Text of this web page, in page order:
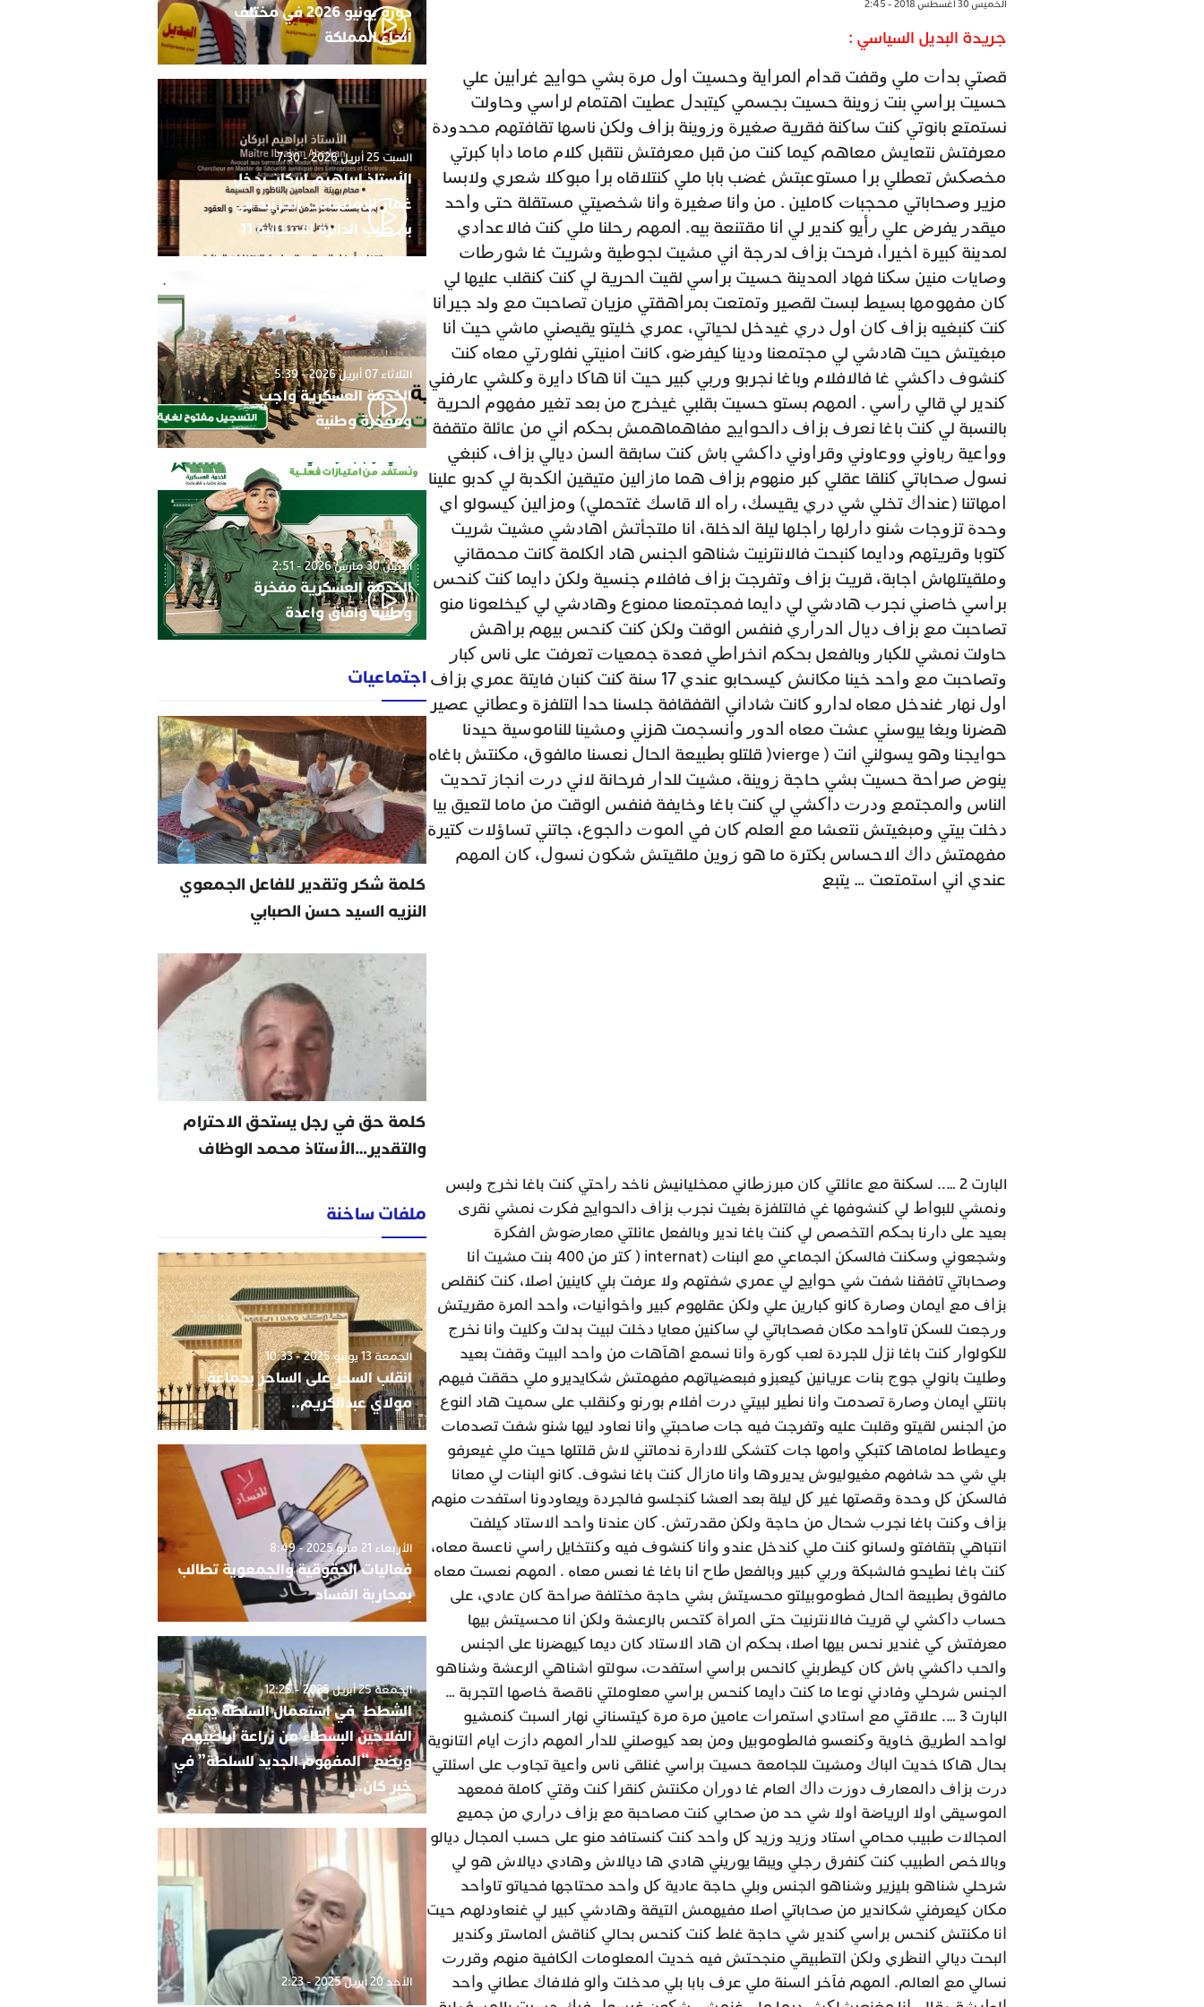
الخميس 30 أغسطس 2018 - 2:45
جريدة البديل السياسي :
ﻗﺼﺘﻲ ﺑﺪﺍﺕ ﻣﻠﻲ ﻭﻗﻔﺖ ﻗﺪﺍﻡ ﺍﻟﻤﺮﺍﻳﺔ ﻭﺣﺴﻴﺖ ﺍﻭﻝ ﻣﺮﺓ ﺑﺸﻲ ﺣﻮﺍﻳﺞ ﻏﺮﺍﺑﻴﻦ ﻋﻠﻲ
ﺣﺴﻴﺖ ﺑﺮﺍﺳﻲ ﺑﻨﺖ ﺯﻭﻳﻨﺔ ﺣﺴﻴﺖ ﺑﺠﺴﻤﻲ ﻛﻴﺘﺒﺪﻝ ﻋﻄﻴﺖ ﺍﻫﺘﻤﺎﻡ ﻟﺮﺍﺳﻲ ﻭﺣﺎﻭﻟﺖ
ﻧﺴﺘﻤﺘﻊ ﺑﺎﻧﻮﺗﻲ ﻛﻨﺖ ﺳﺎﻛﻨﺔ ﻓﻘﺮﻳﺔ ﺻﻐﻴﺮﺓ ﻭﺯﻭﻳﻨﺔ ﺑﺰﺍﻑ ﻭﻟﻜﻦ ﻧﺎﺳﻬﺎ ﺗﻘﺎﻓﺘﻬﻢ ﻣﺤﺪﻭﺩﺓ
ﻣﻌﺮﻓﺘﺶ ﻧﺘﻌﺎﻳﺶ ﻣﻌﺎﻫﻢ ﻛﻴﻤﺎ ﻛﻨﺖ ﻣﻦ ﻗﺒﻞ ﻣﻌﺮﻓﺘﺶ ﻧﺘﻘﺒﻞ ﻛﻼﻡ ﻣﺎﻣﺎ ﺩﺍﺑﺎ ﻛﺒﺮﺗﻲ
ﻣﺨﺼﻜﺶ ﺗﻌﻄﻠﻲ ﺑﺮﺍ ﻣﺴﺘﻮﻋﺒﺘﺶ ﻏﻀﺐ ﺑﺎﺑﺎ ﻣﻠﻲ ﻛﻨﺘﻼﻗﺎﻩ ﺑﺮﺍ ﻣﺒﻮﻛﻼ ﺷﻌﺮﻱ ﻭﻻﺑﺴﺎ
ﻣﺰﻳﺮ ﻭﺻﺤﺎﺑﺎﺗﻲ ﻣﺤﺠﺒﺎﺕ ﻛﺎﻣﻠﻴﻦ . ﻣﻦ ﻭﺍﻧﺎ ﺻﻐﻴﺮﺓ ﻭﺍﻧﺎ ﺷﺨﺼﻴﺘﻲ ﻣﺴﺘﻘﻠﺔ ﺣﺘﻰ ﻭﺍﺣﺪ
ﻣﻴﻘﺪﺭ ﻳﻔﺮﺽ ﻋﻠﻲ ﺭﺃﻳﻮ ﻛﻨﺪﻳﺮ ﻟﻲ ﺍﻧﺎ ﻣﻘﺘﻨﻌﺔ ﺑﻴﻪ. ﺍﻟﻤﻬﻢ ﺭﺣﻠﻨﺎ ﻣﻠﻲ ﻛﻨﺖ ﻓﺎﻻﻋﺪﺍﺩﻱ
ﻟﻤﺪﻳﻨﺔ ﻛﺒﻴﺮﺓ ﺍﺧﻴﺮﺍ، ﻓﺮﺣﺖ ﺑﺰﺍﻑ ﻟﺪﺭﺟﺔ ﺍﻧﻲ ﻣﺸﻴﺖ ﻟﺠﻮﻃﻴﺔ ﻭﺷﺮﻳﺖ ﻏﺎ ﺷﻮﺭﻃﺎﺕ
ﻭﺻﺎﻳﺎﺕ ﻣﻨﻴﻦ ﺳﻜﻨﺎ ﻓﻬﺎﺩ ﺍﻟﻤﺪﻳﻨﺔ ﺣﺴﻴﺖ ﺑﺮﺍﺳﻲ ﻟﻘﻴﺖ ﺍﻟﺤﺮﻳﺔ ﻟﻲ ﻛﻨﺖ ﻛﻨﻘﻠﺐ ﻋﻠﻴﻬﺎ ﻟﻲ
ﻛﺎﻥ ﻣﻔﻬﻮﻣﻬﺎ ﺑﺴﻴﻂ ﻟﺒﺴﺖ ﻟﻘﺼﻴﺮ ﻭﺗﻤﺘﻌﺖ ﺑﻤﺮﺍﻫﻘﺘﻲ ﻣﺰﻳﺎﻥ ﺗﺼﺎﺣﺒﺖ ﻣﻊ ﻭﻟﺪ ﺟﻴﺮﺍﻧﺎ
ﻛﻨﺖ ﻛﻨﺒﻐﻴﻪ ﺑﺰﺍﻑ ﻛﺎﻥ ﺍﻭﻝ ﺩﺭﻱ ﻏﻴﺪﺧﻞ ﻟﺤﻴﺎﺗﻲ، ﻋﻤﺮﻱ ﺧﻠﻴﺘﻮ ﻳﻘﻴﺼﻨﻲ ﻣﺎﺷﻲ ﺣﻴﺖ ﺍﻧﺎ
ﻣﺒﻐﻴﺘﺶ ﺣﻴﺖ ﻫﺎﺩﺷﻲ ﻟﻲ ﻣﺠﺘﻤﻌﻨﺎ ﻭﺩﻳﻨﺎ ﻛﻴﻔﺮﺿﻮ، ﻛﺎﻧﺖ ﺍﻣﻨﻴﺘﻲ ﻧﻔﻠﻮﺭﺗﻲ ﻣﻌﺎﻩ ﻛﻨﺖ
ﻛﻨﺸﻮﻑ ﺩﺍﻛﺸﻲ ﻏﺎ ﻓﺎﻻﻓﻼﻡ ﻭﺑﺎﻏﺎ ﻧﺠﺮﺑﻮ ﻭﺭﺑﻲ ﻛﺒﻴﺮ ﺣﻴﺖ ﺍﻧﺎ ﻫﺎﻛﺎ ﺩﺍﻳﺮﺓ ﻭﻛﻠﺸﻲ ﻋﺎﺭﻓﻨﻲ
ﻛﻨﺪﻳﺮ ﻟﻲ ﻗﺎﻟﻲ ﺭﺍﺳﻲ . ﺍﻟﻤﻬﻢ ﺑﺴﺘﻮ ﺣﺴﻴﺖ ﺑﻘﻠﺒﻲ ﻏﻴﺨﺮﺝ ﻣﻦ ﺑﻌﺪ ﺗﻐﻴﺮ ﻣﻔﻬﻮﻡ ﺍﻟﺤﺮﻳﺔ
ﺑﺎﻟﻨﺴﺒﺔ ﻟﻲ ﻛﻨﺖ ﺑﺎﻏﺎ ﻧﻌﺮﻑ ﺑﺰﺍﻑ ﺩﺍﻟﺤﻮﺍﻳﺞ ﻣﻔﺎﻫﻤﺎﻫﻤﺶ ﺑﺤﻜﻢ ﺍﻧﻲ ﻣﻦ ﻋﺎﺋﻠﺔ ﻣﺘﻘﻔﺔ
ﻭﻭﺍﻋﻴﺔ ﺭﺑﺎﻭﻧﻲ ﻭﻭﻋﺎﻭﻧﻲ ﻭﻗﺮﺍﻭﻧﻲ ﺩﺍﻛﺸﻲ ﺑﺎﺵ ﻛﻨﺖ ﺳﺎﺑﻘﺔ ﺍﻟﺴﻦ ﺩﻳﺎﻟﻲ ﺑﺰﺍﻑ، ﻛﻨﺒﻐﻲ
ﻧﺴﻮﻝ ﺻﺤﺎﺑﺎﺗﻲ ﻛﻨﻠﻘﺎ ﻋﻘﻠﻲ ﻛﺒﺮ ﻣﻨﻬﻮﻡ ﺑﺰﺍﻑ ﻫﻤﺎ ﻣﺎﺯﺍﻟﻴﻦ ﻣﺘﻴﻘﻴﻦ ﺍﻟﻜﺪﺑﺔ ﻟﻲ ﻛﺪﺑﻮ ﻋﻠﻴﻨﺎ
ﺍﻣﻬﺎﺗﻨﺎ (ﻋﻨﺪﺍﻙ ﺗﺨﻠﻲ ﺷﻲ ﺩﺭﻱ ﻳﻘﻴﺴﻚ، ﺭﺍﻩ ﺍﻻ ﻗﺎﺳﻚ ﻏﺘﺤﻤﻠﻲ) ﻭﻣﺰﺍﻟﻴﻦ ﻛﻴﺴﻮﻟﻮ ﺍﻱ
ﻭﺣﺪﺓ ﺗﺰﻭﺟﺎﺕ ﺷﻨﻮ ﺩﺍﺭﻟﻬﺎ ﺭﺍﺟﻠﻬﺎ ﻟﻴﻠﺔ ﺍﻟﺪﺧﻠﺔ، ﺍﻧﺎ ﻣﻠﺘﺠﺄﺗﺶ ﺍﻫﺎﺩﺷﻲ ﻣﺸﻴﺖ ﺷﺮﻳﺖ
ﻛﺘﻮﺑﺎ ﻭﻗﺮﻳﺘﻬﻢ ﻭﺩﺍﻳﻤﺎ ﻛﻨﺒﺤﺖ ﻓﺎﻻﻧﺘﺮﻧﻴﺖ ﺷﻨﺎﻫﻮ ﺍﻟﺠﻨﺲ ﻫﺎﺩ ﺍﻟﻜﻠﻤﺔ ﻛﺎﻧﺖ ﻣﺤﻤﻘﺎﻧﻲ
ﻭﻣﻠﻘﻴﺘﻠﻬﺎﺵ ﺍﺟﺎﺑﺔ، ﻗﺮﻳﺖ ﺑﺰﺍﻑ ﻭﺗﻔﺮﺟﺖ ﺑﺰﺍﻑ ﻓﺎﻓﻼﻡ ﺟﻨﺴﻴﺔ ﻭﻟﻜﻦ ﺩﺍﻳﻤﺎ ﻛﻨﺖ ﻛﻨﺤﺲ
ﺑﺮﺍﺳﻲ ﺧﺎﺻﻨﻲ ﻧﺠﺮﺏ ﻫﺎﺩﺷﻲ ﻟﻲ ﺩﺍﻳﻤﺎ ﻓﻤﺠﺘﻤﻌﻨﺎ ﻣﻤﻨﻮﻉ ﻭﻫﺎﺩﺷﻲ ﻟﻲ ﻛﻴﺨﻠﻌﻮﻧﺎ ﻣﻨﻮ
ﺗﺼﺎﺣﺒﺖ ﻣﻊ ﺑﺰﺍﻑ ﺩﻳﺎﻝ ﺍﻟﺪﺭﺍﺭﻱ ﻓﻨﻔﺲ ﺍﻟﻮﻗﺖ ﻭﻟﻜﻦ ﻛﻨﺖ ﻛﻨﺤﺲ ﺑﻴﻬﻢ ﺑﺮﺍﻫﺶ
ﺣﺎﻭﻟﺖ ﻧﻤﺸﻲ ﻟﻠﻜﺒﺎﺭ ﻭﺑﺎﻟﻔﻌﻞ ﺑﺤﻜﻢ ﺍﻧﺨﺮﺍﻃﻲ ﻓﻌﺪﺓ ﺟﻤﻌﻴﺎﺕ ﺗﻌﺮﻓﺖ ﻋﻠﻰ ﻧﺎﺱ ﻛﺒﺎﺭ
ﻭﺗﺼﺎﺣﺒﺖ ﻣﻊ ﻭﺍﺣﺪ ﺧﻴﻨﺎ ﻣﻜﺎﻧﺶ ﻛﻴﺴﺤﺎﺑﻮ ﻋﻨﺪﻱ 17 ﺳﻨﺔ ﻛﻨﺖ ﻛﻨﺒﺎﻥ ﻓﺎﻳﺘﺔ ﻋﻤﺮﻱ ﺑﺰﺍﻑ
ﺍﻭﻝ ﻧﻬﺎﺭ ﻏﻨﺪﺧﻞ ﻣﻌﺎﻩ ﻟﺪﺍﺭﻭ ﻛﺎﻧﺖ ﺷﺎﺩﺍﻧﻲ ﺍﻟﻘﻔﻘﺎﻓﺔ ﺟﻠﺴﻨﺎ ﺣﺪﺍ ﺍﻟﺘﻠﻔﺰﺓ ﻭﻋﻄﺎﻧﻲ ﻋﺼﻴﺮ
ﻫﻀﺮﻧﺎ ﻭﺑﻐﺎ ﻳﺒﻮﺳﻨﻲ ﻋﺸﺖ ﻣﻌﺎﻩ ﺍﻟﺪﻭﺭ ﻭﺍﻧﺴﺠﻤﺖ ﻫﺰﻧﻲ ﻭﻣﺸﻴﻨﺎ ﻟﻠﻨﺎﻣﻮﺳﻴﺔ ﺣﻴﺪﻧﺎ
ﺣﻮﺍﻳﺠﻨﺎ ﻭﻫﻮ ﻳﺴﻮﻟﻨﻲ ﺍﻧﺖ ( vierge( ﻗﻠﺘﻠﻮ ﺑﻄﺒﻴﻌﺔ ﺍﻟﺤﺎﻝ ﻧﻌﺴﻨﺎ ﻣﺎﻟﻔﻮﻕ، ﻣﻜﻨﺘﺶ ﺑﺎﻏﺎﻩ
ﻳﻨﻮﺽ ﺻﺮﺍﺣﺔ ﺣﺴﻴﺖ ﺑﺸﻲ ﺣﺎﺟﺔ ﺯﻭﻳﻨﺔ، ﻣﺸﻴﺖ ﻟﻠﺪﺍﺭ ﻓﺮﺣﺎﻧﺔ ﻻﻧﻲ ﺩﺭﺕ ﺍﻧﺠﺎﺯ ﺗﺤﺪﻳﺖ
ﺍﻟﻨﺎﺱ ﻭﺍﻟﻤﺠﺘﻤﻊ ﻭﺩﺭﺕ ﺩﺍﻛﺸﻲ ﻟﻲ ﻛﻨﺖ ﺑﺎﻏﺎ ﻭﺧﺎﻳﻔﺔ ﻓﻨﻔﺲ ﺍﻟﻮﻗﺖ ﻣﻦ ﻣﺎﻣﺎ ﻟﺘﻌﻴﻖ ﺑﻴﺎ
ﺩﺧﻠﺖ ﺑﻴﺘﻲ ﻭﻣﺒﻐﻴﺘﺶ ﻧﺘﻌﺸﺎ ﻣﻊ ﺍﻟﻌﻠﻢ ﻛﺎﻥ ﻓﻲ ﺍﻟﻤﻮﺕ ﺩﺍﻟﺠﻮﻉ، ﺟﺎﺗﻨﻲ ﺗﺴﺎﺅﻻﺕ ﻛﺘﻴﺮﺓ
ﻣﻔﻬﻤﺘﺶ ﺩﺍﻙ ﺍﻻﺣﺴﺎﺱ ﺑﻜﺘﺮﺓ ﻣﺎ ﻫﻮ ﺯﻭﻳﻦ ﻣﻠﻘﻴﺘﺶ ﺷﻜﻮﻥ ﻧﺴﻮﻝ، ﻛﺎﻥ ﺍﻟﻤﻬﻢ
ﻋﻨﺪﻱ ﺍﻧﻲ ﺍﺳﺘﻤﺘﻌﺖ … ﻳﺘﺒﻊ
البارت 2 ….. ﻟﺴﻜﻨﺔ ﻣﻊ ﻋﺎﺋﻠﺘﻲ ﻛﺎﻥ ﻣﺒﺮﺯﻃﺎﻧﻲ ﻣﻤﺨﻠﻴﺎﻧﻴﺶ ﻧﺎﺧﺪ ﺭﺍﺣﺘﻲ ﻛﻨﺖ ﺑﺎﻏﺎ ﻧﺨﺮﺝ ﻭﻟﺒﺲ
ﻭﻧﻤﺸﻲ ﻟﻠﺒﻮﺍﻁ ﻟﻲ ﻛﻨﺸﻮﻓﻬﺎ ﻏﻲ ﻓﺎﻟﺘﻠﻔﺰﺓ ﺑﻐﻴﺖ ﻧﺠﺮﺏ ﺑﺰﺍﻑ ﺩﺍﻟﺤﻮﺍﻳﺞ ﻓﻜﺮﺕ ﻧﻤﺸﻲ ﻧﻘﺮﻯ
ﺑﻌﻴﺪ ﻋﻠﻰ ﺩﺍﺭﻧﺎ ﺑﺤﻜﻢ ﺍﻟﺘﺨﺼﺺ ﻟﻲ ﻛﻨﺖ ﺑﺎﻏﺎ ﻧﺪﻳﺮ ﻭﺑﺎﻟﻔﻌﻞ ﻋﺎﺋﻠﺘﻲ ﻣﻌﺎﺭﺿﻮﺵ ﺍﻟﻔﻜﺮﺓ
ﻭﺷﺠﻌﻮﻧﻲ ﻭﺳﻜﻨﺖ ﻓﺎﻟﺴﻜﻦ ﺍﻟﺠﻤﺎﻋﻲ ﻣﻊ ﺍﻟﺒﻨﺎﺕ (internat ( ﻛﺘﺮ ﻣﻦ 400 ﺑﻨﺖ ﻣﺸﻴﺖ ﺍﻧﺎ
ﻭﺻﺤﺎﺑﺎﺗﻲ ﺗﺎﻓﻘﻨﺎ ﺷﻔﺖ ﺷﻲ ﺣﻮﺍﻳﺞ ﻟﻲ ﻋﻤﺮﻱ ﺷﻔﺘﻬﻢ ﻭﻻ ﻋﺮﻓﺖ ﺑﻠﻲ ﻛﺎﻳﻨﻴﻦ ﺍﺻﻼ، ﻛﻨﺖ ﻛﻨﻘﻠﺺ
ﺑﺰﺍﻑ ﻣﻊ ﺍﻳﻤﺎﻥ ﻭﺻﺎﺭﺓ ﻛﺎﻧﻮ ﻛﺒﺎﺭﻳﻦ ﻋﻠﻲ ﻭﻟﻜﻦ ﻋﻘﻠﻬﻮﻡ ﻛﺒﻴﺮ ﻭﺍﺧﻮﺍﻧﻴﺎﺕ، ﻭﺍﺣﺪ ﺍﻟﻤﺮﺓ ﻣﻘﺮﻳﺘﺶ
ﻭﺭﺟﻌﺖ ﻟﻠﺴﻜﻦ ﺗﺎﻭﺍﺣﺪ ﻣﻜﺎﻥ ﻓﺼﺤﺎﺑﺎﺗﻲ ﻟﻲ ﺳﺎﻛﻨﻴﻦ ﻣﻌﺎﻳﺎ ﺩﺧﻠﺖ ﻟﺒﻴﺖ ﺑﺪﻟﺖ ﻭﻛﻠﻴﺖ ﻭﺍﻧﺎ ﻧﺨﺮﺝ
ﻟﻠﻜﻮﻟﻮﺍﺭ ﻛﻨﺖ ﺑﺎﻏﺎ ﻧﺰﻝ ﻟﻠﺠﺮﺩﺓ ﻟﻌﺐ ﻛﻮﺭﺓ ﻭﺍﻧﺎ ﻧﺴﻤﻊ ﺍﻫﺂﻫﺎﺕ ﻣﻦ ﻭﺍﺣﺪ ﺍﻟﺒﻴﺖ ﻭﻗﻔﺖ ﺑﻌﻴﺪ
ﻭﻃﻠﻴﺖ ﺑﺎﻧﻮﻟﻲ ﺟﻮﺝ ﺑﻨﺎﺕ ﻋﺮﻳﺎﻧﻴﻦ ﻛﻴﻌﺒﺰﻭ ﻓﺒﻌﻀﻴﺎﺗﻬﻢ ﻣﻔﻬﻤﺘﺶ ﺷﻜﺎﻳﺪﻳﺮﻭ ﻣﻠﻲ ﺣﻘﻘﺖ ﻓﻴﻬﻢ
ﺑﺎﻧﺘﻠﻲ ﺍﻳﻤﺎﻥ ﻭﺻﺎﺭﺓ ﺗﺼﺪﻣﺖ ﻭﺍﻧﺎ ﻧﻄﻴﺮ ﻟﺒﻴﺘﻲ ﺩﺭﺕ ﺍﻓﻼﻡ ﺑﻮﺭﻧﻮ ﻭﻛﻨﻘﻠﺐ ﻋﻠﻰ ﺳﻤﻴﺖ ﻫﺎﺩ ﺍﻟﻨﻮﻉ
ﻣﻦ ﺍﻟﺠﻨﺲ ﻟﻘﻴﺘﻮ ﻭﻗﻠﺒﺖ ﻋﻠﻴﻪ ﻭﺗﻔﺮﺟﺖ ﻓﻴﻪ ﺟﺎﺕ ﺻﺎﺣﺒﺘﻲ ﻭﺍﻧﺎ ﻧﻌﺎﻭﺩ ﻟﻴﻬﺎ ﺷﻨﻮ ﺷﻔﺖ ﺗﺼﺪﻣﺎﺕ
ﻭﻋﻴﻄﺎﻁ ﻟﻤﺎﻣﺎﻫﺎ ﻛﺘﺒﻜﻲ ﻭﺍﻣﻬﺎ ﺟﺎﺕ ﻛﺘﺸﻜﻰ ﻟﻼﺩﺍﺭﺓ ﻧﺪﻣﺎﺗﻨﻲ ﻻﺵ ﻗﻠﺘﻠﻬﺎ ﺣﻴﺖ ﻣﻠﻲ ﻏﻴﻌﺮﻓﻮ
ﺑﻠﻲ ﺷﻲ ﺣﺪ ﺷﺎﻓﻬﻢ ﻣﻐﻴﻮﻟﻴﻮﺵ ﻳﺪﻳﺮﻭﻫﺎ ﻭﺍﻧﺎ ﻣﺎﺯﺍﻝ ﻛﻨﺖ ﺑﺎﻏﺎ ﻧﺸﻮﻑ. ﻛﺎﻧﻮ ﺍﻟﺒﻨﺎﺕ ﻟﻲ ﻣﻌﺎﻧﺎ
ﻓﺎﻟﺴﻜﻦ ﻛﻞ ﻭﺣﺪﺓ ﻭﻗﺼﺘﻬﺎ ﻏﻴﺮ ﻛﻞ ﻟﻴﻠﺔ ﺑﻌﺪ ﺍﻟﻌﺸﺎ ﻛﻨﺠﻠﺴﻮ ﻓﺎﻟﺠﺮﺩﺓ ﻭﻳﻌﺎﻭﺩﻭﻧﺎ ﺍﺳﺘﻔﺪﺕ ﻣﻨﻬﻢ
ﺑﺰﺍﻑ ﻭﻛﻨﺖ ﺑﺎﻏﺎ ﻧﺠﺮﺏ ﺷﺤﺎﻝ ﻣﻦ ﺣﺎﺟﺔ ﻭﻟﻜﻦ ﻣﻘﺪﺭﺗﺶ. ﻛﺎﻥ ﻋﻨﺪﻧﺎ ﻭﺍﺣﺪ ﺍﻻﺳﺘﺎﺩ ﻛﻴﻠﻔﺖ
ﺍﻧﺘﺒﺎﻫﻲ ﺑﺘﻘﺎﻓﺘﻮ ﻭﻟﺴﺎﻧﻮ ﻛﻨﺖ ﻣﻠﻲ ﻛﻨﺪﺧﻞ ﻋﻨﺪﻭ ﻭﺍﻧﺎ ﻛﻨﺸﻮﻑ ﻓﻴﻪ ﻭﻛﻨﺘﺨﺎﻳﻞ ﺭﺍﺳﻲ ﻧﺎﻋﺴﺔ ﻣﻌﺎﻩ،
ﻛﻨﺖ ﺑﺎﻏﺎ ﻧﻄﻴﺤﻮ ﻓﺎﻟﺸﺒﻜﺔ ﻭﺭﺑﻲ ﻛﺒﻴﺮ ﻭﺑﺎﻟﻔﻌﻞ ﻃﺎﺡ ﺍﻧﺎ ﺑﺎﻏﺎ ﻏﺎ ﻧﻌﺲ ﻣﻌﺎﻩ . ﺍﻟﻤﻬﻢ ﻧﻌﺴﺖ ﻣﻌﺎﻩ
ﻣﺎﻟﻔﻮﻕ ﺑﻄﺒﻴﻌﺔ ﺍﻟﺤﺎﻝ ﻓﻄﻮﻣﻮﺑﻴﻠﺘﻮ ﻣﺤﺴﻴﺘﺶ ﺑﺸﻲ ﺣﺎﺟﺔ ﻣﺨﺘﻠﻔﺔ ﺻﺮﺍﺣﺔ ﻛﺎﻥ ﻋﺎﺩﻱ، ﻋﻠﻰ
ﺣﺴﺎﺏ ﺩﺍﻛﺸﻲ ﻟﻲ ﻗﺮﻳﺖ ﻓﺎﻻﻧﺘﺮﻧﻴﺖ ﺣﺘﻰ ﺍﻟﻤﺮﺍﺓ ﻛﺘﺤﺲ ﺑﺎﻟﺮﻋﺸﺔ ﻭﻟﻜﻦ ﺍﻧﺎ ﻣﺤﺴﻴﺘﺶ ﺑﻴﻬﺎ
ﻣﻌﺮﻓﺘﺶ ﻛﻲ ﻏﻨﺪﻳﺮ ﻧﺤﺲ ﺑﻴﻬﺎ ﺍﺻﻼ، ﺑﺤﻜﻢ ﺍﻥ ﻫﺎﺩ ﺍﻻﺳﺘﺎﺩ ﻛﺎﻥ ﺩﻳﻤﺎ ﻛﻴﻬﻀﺮﻧﺎ ﻋﻠﻰ ﺍﻟﺠﻨﺲ
ﻭﺍﻟﺤﺐ ﺩﺍﻛﺸﻲ ﺑﺎﺵ ﻛﺎﻥ ﻛﻴﻄﺮﺑﻨﻲ ﻛﺎﻧﺤﺲ ﺑﺮﺍﺳﻲ ﺍﺳﺘﻔﺪﺕ، ﺳﻮﻟﺘﻮ ﺍﺷﻨﺎﻫﻲ ﺍﻟﺮﻋﺸﺔ ﻭﺷﻨﺎﻫﻮ
ﺍﻟﺠﻨﺲ ﺷﺮﺣﻠﻲ ﻭﻓﺎﺩﻧﻲ ﻧﻮﻋﺎ ﻣﺎ ﻛﻨﺖ ﺩﺍﻳﻤﺎ ﻛﻨﺤﺲ ﺑﺮﺍﺳﻲ ﻣﻌﻠﻮﻣﻠﺘﻲ ﻧﺎﻗﺼﺔ ﺧﺎﺻﻬﺎ ﺍﻟﺘﺠﺮﺑﺔ …
البارت 3 …. ﻋﻼﻗﺘﻲ ﻣﻊ ﺍﺳﺘﺎﺩﻱ ﺍﺳﺘﻤﺮﺍﺕ ﻋﺎﻣﻴﻦ ﻣﺮﺓ ﻣﺮﺓ ﻛﻴﺘﺴﻨﺎﻧﻲ ﻧﻬﺎﺭ ﺍﻟﺴﺒﺖ ﻛﻨﻤﺸﻴﻮ
ﻟﻮﺍﺣﺪ ﺍﻟﻄﺮﻳﻖ ﺧﺎﻭﻳﺔ ﻭﻛﻨﻌﺴﻮ ﻓﺎﻟﻄﻮﻣﻮﺑﻴﻞ ﻭﻣﻦ ﺑﻌﺪ ﻛﻴﻮﺻﻠﻨﻲ ﻟﻠﺪﺍﺭ ﺍﻟﻤﻬﻢ ﺩﺍﺯﺕ ﺍﻳﺎﻡ ﺍﻟﺘﺎﻧﻮﻳﺔ
ﺑﺤﺎﻝ ﻫﺎﻛﺎ ﺧﺪﻳﺖ ﺍﻟﺒﺎﻙ ﻭﻣﺸﻴﺖ ﻟﻠﺠﺎﻣﻌﺔ ﺣﺴﻴﺖ ﺑﺮﺍﺳﻲ ﻏﻨﻠﻘﻰ ﻧﺎﺱ ﻭﺍﻋﻴﺔ ﺗﺠﺎﻭﺏ ﻋﻠﻰ ﺍﺳﺌﻠﺘﻲ
ﺩﺭﺕ ﺑﺰﺍﻑ ﺩﺍﻟﻤﻌﺎﺭﻑ ﺩﻭﺯﺕ ﺩﺍﻙ ﺍﻟﻌﺎﻡ ﻏﺎ ﺩﻭﺭﺍﻥ ﻣﻜﻨﺘﺶ ﻛﻨﻘﺮﺍ ﻛﻨﺖ ﻭﻗﺘﻲ ﻛﺎﻣﻠﺔ ﻓﻤﻌﻬﺪ
ﺍﻟﻤﻮﺳﻴﻘﻰ ﺍﻭﻻ ﺍﻟﺮﻳﺎﺿﺔ ﺍﻭﻻ ﺷﻲ ﺣﺪ ﻣﻦ ﺻﺤﺎﺑﻲ ﻛﻨﺖ ﻣﺼﺎﺣﺒﺔ ﻣﻊ ﺑﺰﺍﻑ ﺩﺭﺍﺭﻱ ﻣﻦ ﺟﻤﻴﻊ
ﺍﻟﻤﺠﺎﻻﺕ ﻃﺒﻴﺐ ﻣﺤﺎﻣﻲ ﺍﺳﺘﺎﺩ ﻭﺯﻳﺪ ﻭﺯﻳﺪ ﻛﻞ ﻭﺍﺣﺪ ﻛﻨﺖ ﻛﻨﺴﺘﺎﻓﺪ ﻣﻨﻮ ﻋﻠﻰ ﺣﺴﺐ ﺍﻟﻤﺠﺎﻝ ﺩﻳﺎﻟﻮ
ﻭﺑﺎﻻﺧﺺ ﺍﻟﻄﺒﻴﺐ ﻛﻨﺖ ﻛﻨﻔﺮﻕ ﺭﺟﻠﻲ ﻭﻳﺒﻘﺎ ﻳﻮﺭﻳﻨﻲ ﻫﺎﺩﻱ ﻫﺎ ﺩﻳﺎﻻﺵ ﻭﻫﺎﺩﻱ ﺩﻳﺎﻻﺵ ﻫﻮ ﻟﻲ
ﺷﺮﺣﻠﻲ ﺷﻨﺎﻫﻮ ﺑﻠﻴﺰﻳﺮ ﻭﺷﻨﺎﻫﻮ ﺍﻟﺠﻨﺲ ﻭﺑﻠﻲ ﺣﺎﺟﺔ ﻋﺎﺩﻳﺔ ﻛﻞ ﻭﺍﺣﺪ ﻣﺤﺘﺎﺟﻬﺎ ﻓﺤﻴﺎﺗﻮ ﺗﺎﻭﺍﺣﺪ
ﻣﻜﺎﻥ ﻛﻴﻌﺮﻓﻨﻲ ﺷﻜﺎﻧﺪﻳﺮ ﻣﻦ ﺻﺤﺎﺑﺎﺗﻲ ﺍﺻﻼ ﻣﻔﻴﻬﻤﺶ ﺍﻟﺘﻴﻘﺔ ﻭﻫﺎﺩﺷﻲ ﻛﺒﻴﺮ ﻟﻲ ﻏﻨﻌﺎﻭﺩﻟﻬﻢ ﺣﻴﺖ
ﺍﻧﺎ ﻣﻜﻨﺘﺶ ﻛﻨﺤﺲ ﺑﺮﺍﺳﻲ ﻛﻨﺪﻳﺮ ﺷﻲ ﺣﺎﺟﺔ ﻏﻠﻂ ﻛﻨﺖ ﻛﻨﺤﺲ ﺑﺤﺎﻟﻲ ﻛﻨﺎﻗﺶ ﺍﻟﻤﺎﺳﺘﺮ ﻭﻛﻨﺪﻳﺮ
ﺍﻟﺒﺤﺖ ﺩﻳﺎﻟﻲ ﺍﻟﻨﻈﺮﻱ ﻭﻟﻜﻦ ﺍﻟﺘﻄﺒﻴﻘﻲ ﻣﻨﺠﺤﺘﺶ ﻓﻴﻪ ﺧﺪﻳﺖ ﺍﻟﻤﻌﻠﻮﻣﺎﺕ ﺍﻟﻜﺎﻓﻴﺔ ﻣﻨﻬﻢ ﻭﻗﺮﺭﺕ
ﻧﺴﺎﻟﻲ ﻣﻊ ﺍﻟﻌﺎﻟﻢ. ﺍﻟﻤﻬﻢ ﻓﺂﺧﺮ ﺍﻟﺴﻨﺔ ﻣﻠﻲ ﻋﺮﻑ ﺑﺎﺑﺎ ﺑﻠﻲ ﻣﺪﺧﻠﺖ ﻭﺍﻟﻮ ﻓﻼﻓﺎﻙ ﻋﻄﺎﻧﻲ ﻭﺍﺣﺪ
دورة يونيو 2026 في مختلف
أنحاء المملكة
السبت 25 أبريل 2026 - 7:30
الأستاذ ابراهيم ابركان يدخل
غمار الامنتخابات الجزئية في
بن طيب الدائرة الانتخابية 11
الثلاثاء 07 أبريل 2026 - 5:39
الخدمة العسكرية واجب
ومفخرة وطنية
الإثنين 30 مارس 2026 - 2:51
الخدمة العسكرية مفخرة
وطنية وافاق واعدة
اجتماعيات
كلمة شكر وتقدير للفاعل الجمعوي
النزيه السيد حسن الصبابي
كلمة حق في رجل يستحق الاحترام
والتقدير…الأستاذ محمد الوظاف
ملفات ساخنة
الجمعة 13 يونيو 2025 - 10:33
انقلب السحر على الساحر بجماعة
مولاي عبدالكريم..
الأربعاء 21 مايو 2025 - 8:49
فعاليات الحقوقية والجمعوية تطالب
بمحاربة الفساد
الجمعة 25 أبريل 2025 - 12:25
الشطط في استعمال السلطة يمنع
الفلاحين البسطاء من زراعة أراضيهم
ويضع “المفهوم الجديد للسلطة” في
خبر كان..
الأحد 20 أبريل 2025 - 2:23